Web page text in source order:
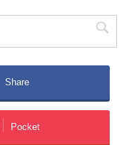
Share
Pocket